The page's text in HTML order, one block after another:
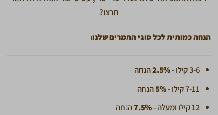
תרצו?
הנחה כמותית לכל סוגי התמרים שלנו:
3-6 קילו - 2.5%הנחה
7-11 קילו -
5%הנחה
12 קילו ומעלה -
7.5%הנחה